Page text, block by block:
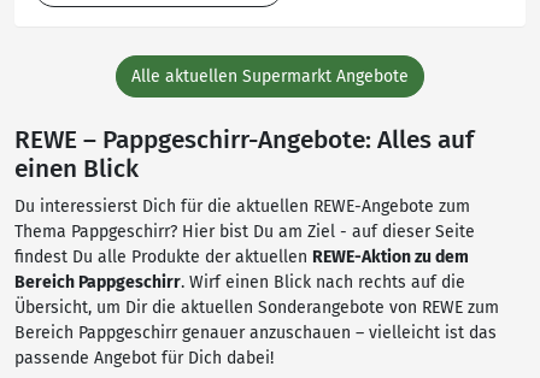
Alle aktuellen Supermarkt Angebote
REWE – Pappgeschirr-Angebote: Alles auf
einen Blick
Du interessierst Dich für die aktuellen REWE-Angebote zum
Thema Pappgeschirr? Hier bist Du am Ziel - auf dieser Seite
findest Du alle Produkte der aktuellen REWE-Aktion zu dem
Bereich Pappgeschirr. Wirf einen Blick nach rechts auf die
Übersicht, um Dir die aktuellen Sonderangebote von REWE zum
Bereich Pappgeschirr genauer anzuschauen – vielleicht ist das
passende Angebot für Dich dabei!